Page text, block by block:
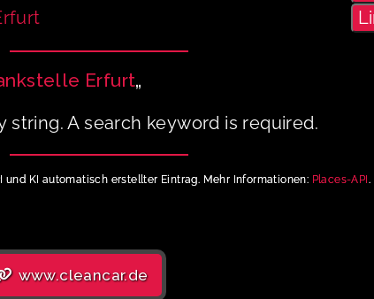
Erfurt„
string. A search keyword is required.
und KI automatisch erstellter Eintrag. Mehr Informationen: Places-API .
www.cleancar.de